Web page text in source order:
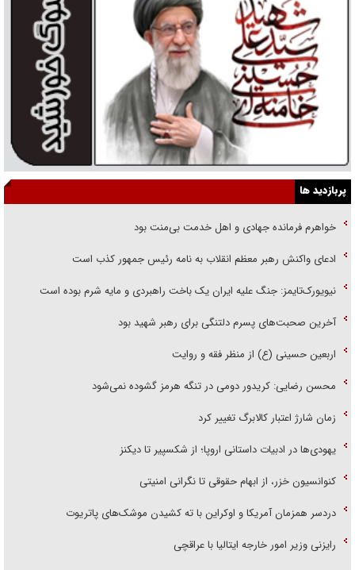
پربازدید ها
خواهرم فرمانده جهادی و اهل خدمت بی‌منت بود
ادعای واکنش رهبر معظم انقلاب به نامه رئیس جمهور کذب است
نیویورک‌تایمز: جنگ علیه ایران یک باخت راهبردی و مایه شرم بوده است
آخرین صحبت‌های پسرم دلتنگی برای رهبر شهید بود
اربعین حسینی (ع) از منظر فقه و روایت
محسن رضایی: کریدور دومی در تنگه هرمز گشوده نمی‌شود
زمان شارژ اعتبار کالابرگ تغییر کرد
یهودی‌ها در ادبیات داستانی اروپا؛ از شکسپیر تا دیکنز
کنوانسیون خزر، از ابهام حقوقی تا نگرانی امنیتی
دردسر همزمان آمریکا و اوکراین با ته کشیدن موشک‌های پاتریوت
رایزنی وزیر امور خارجه ایتالیا با عراقچی